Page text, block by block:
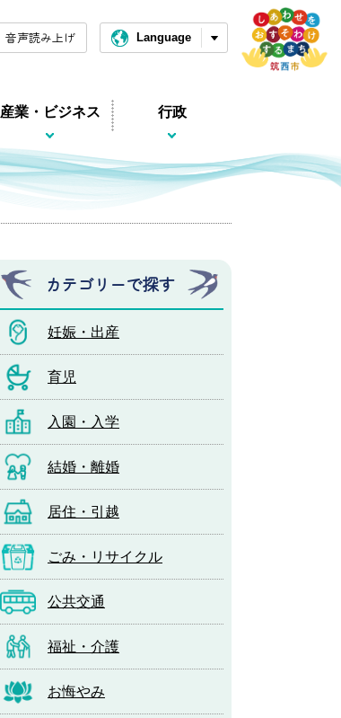
音声読み上げ Language
産業・ビジネス 行政
カテゴリーで探す
妊娠・出産
育児
入園・入学
結婚・離婚
居住・引越
ごみ・リサイクル
公共交通
福祉・介護
お悔やみ